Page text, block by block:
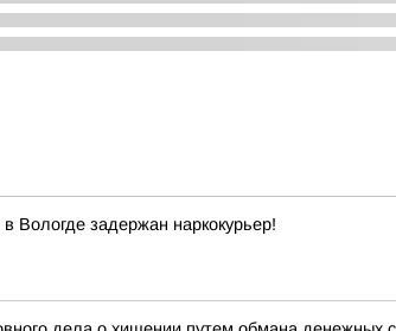
Вологде задержан наркокурьер!